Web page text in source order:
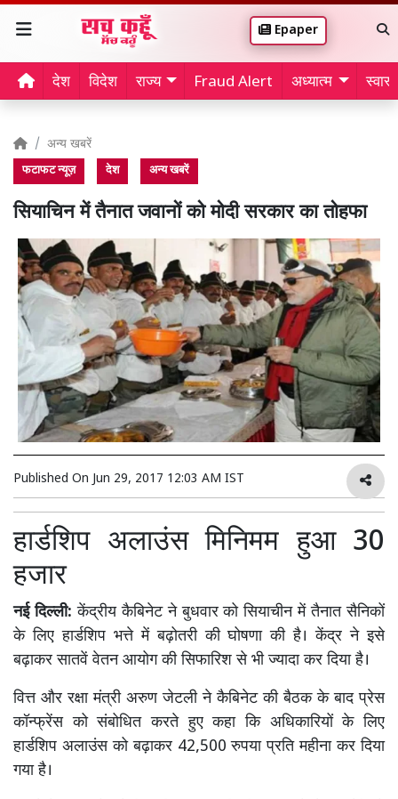
Epaper
देश विदेश राज्य Fraud Alert अध्यात्म
अन्य खबरें
फटाफट न्यूज़ देश अन्य खबरें
सियाचिन में तैनात जवानों को मोदी सरकार का तोहफा
Published On Jun 29, 2017 12:03 AM IST
हार्डशिप अलाउंस मिनिमम हुआ 30
हजार
नई दिल्ली:केंद्रीय कैबिनेट ने बुधवार को सियाचीन में तैनात सैनिकों
के लिए हार्डशिप भत्ते में बढ़ोतरी की घोषणा की है। केंद्र ने इसे
बढ़ाकर सातवें वेतन आयोग की सिफारिश से भी ज्यादा कर दिया है।
वित्त और रक्षा मंत्री अरुण जेटली ने कैबिनेट की बैठक के बाद प्रेस
कॉन्फ्रेंस को संबोधित करते हुए कहा कि अधिकारियों के लिए
हार्डशिप अलाउंस को बढ़ाकर 42,500 रुपया प्रति महीना कर दिया
गया है।